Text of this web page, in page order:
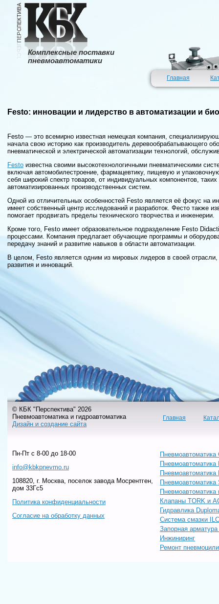
Комплексные поставки
пневмоавтоматики
Главная
Festo: инновации и лидерство в автоматизации и
Festo — это всемирно известная немецкая компания,
начала свою историю как производитель деревообрабатывающего
пневматической и электрической автоматизации технологий,
Festo известна своими высокотехнологичными пневматическими
включая автомобилестроение, фармацевтику, пищевую и
себя широкий спектр товаров, от индивидуальных компонентов,
автоматизированных производственных систем.
Одной из отличительных особенностей Festo является её фокус на
имеет собственный центр исследований и разработок. Фесто также
помогает продвигать пределы технического творчества и инженерии.
Кроме того, Festo имеет образовательное подразделение Festo
процессами. Компания предлагает обучающие программы и
передачу знаний и развитие навыков в области автоматизации.
В целом, Festo является одним из мировых лидеров в своей
развития и инноваций.
© КБК "Перспектива" 2026
Пневмоавтоматика и гидроавтоматика
Дизайн и создание сайта
Главная
Пн-Пт c 8-00 до 18-00
info@kbkpnevmo.ru
108820, г. Москва, поселок завода Мосрентген,
дом 33Гс5
Политика конфиденциальности
Согласие на обработку данных
Пневмоавтоматика
Пневмоавтоматика
Пневмоавтоматика
Пневмоавтоматика
Клапаны TORK и
Гидравлика
Система смазки ILC
Запорная
Инжиниринг
Ремонт